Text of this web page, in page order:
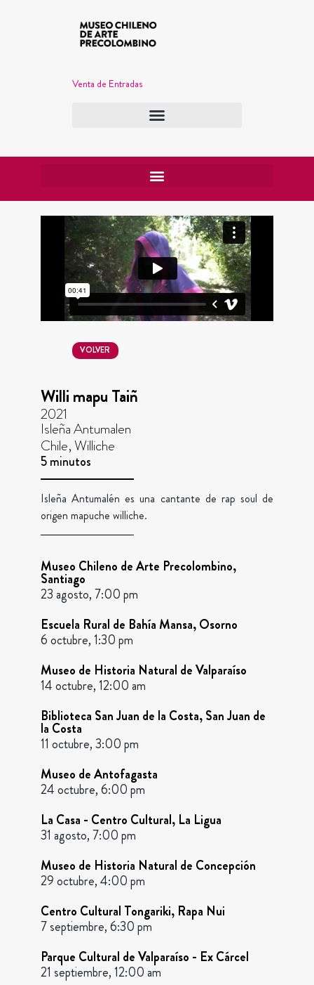
Venta de Entradas
VOLVER
Willi mapu Taiñ
2021
Isleña Antumalen
Chile, Williche
5 minutos
Isleña Antumalén es una cantante de rap soul de
origen mapuche williche.
Museo Chileno de Arte Precolombino,
Santiago
23 agosto, 7:00 pm
Escuela Rural de Bahía Mansa, Osorno
6 octubre, 1:30 pm
Museo de Historia Natural de Valparaíso
14 octubre, 12:00 am
Biblioteca San Juan de la Costa, San Juan de
la Costa
11 octubre, 3:00 pm
Museo de Antofagasta
24 octubre, 6:00 pm
La Casa - Centro Cultural, La Ligua
31 agosto, 7:00 pm
Museo de Historia Natural de Concepción
29 octubre, 4:00 pm
Centro Cultural Tongariki, Rapa Nui
7 septiembre, 6:30 pm
Parque Cultural de Valparaíso - Ex Cárcel
21 septiembre, 12:00 am